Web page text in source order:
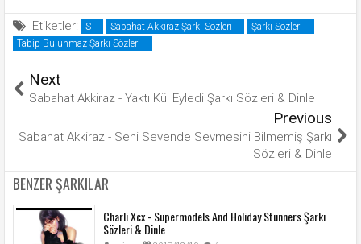
Etiketler: S Sabahat Akkiraz Şarkı Sözleri
Şarkı Sözleri
Tabip Bulunmaz Şarkı Sözleri
Next
Sabahat Akkiraz - Yaktı Kül Eyledi Şarkı Sözleri & Dinle
Previous
Sabahat Akkiraz - Seni Sevende Sevmesini Bilmemiş Şarkı
Sözleri & Dinle
BENZER ŞARKILAR
Charli Xcx - Supermodels And Holiday Stunners Şarkı
Sözleri & Dinle